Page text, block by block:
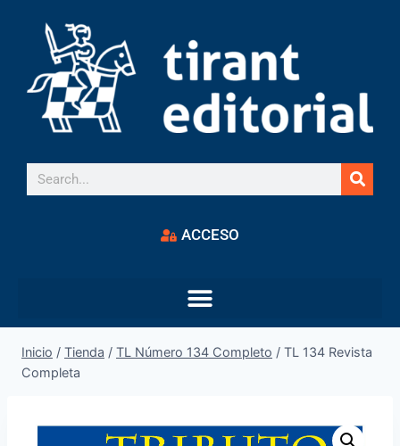
ACCESO
Inicio / Tienda / TL Número 134 Completo / TL 134 Revista
Completa